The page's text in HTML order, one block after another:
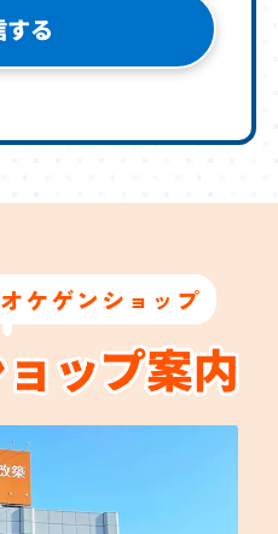
オケゲンショップ